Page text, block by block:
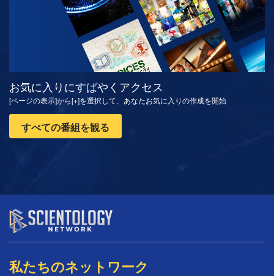
お気に入りにすばやくアクセス
[ページの表示]から[+]を選択して、あなたお気に入りの作成を開始
すべての番組を観る
私たちのネットワーク